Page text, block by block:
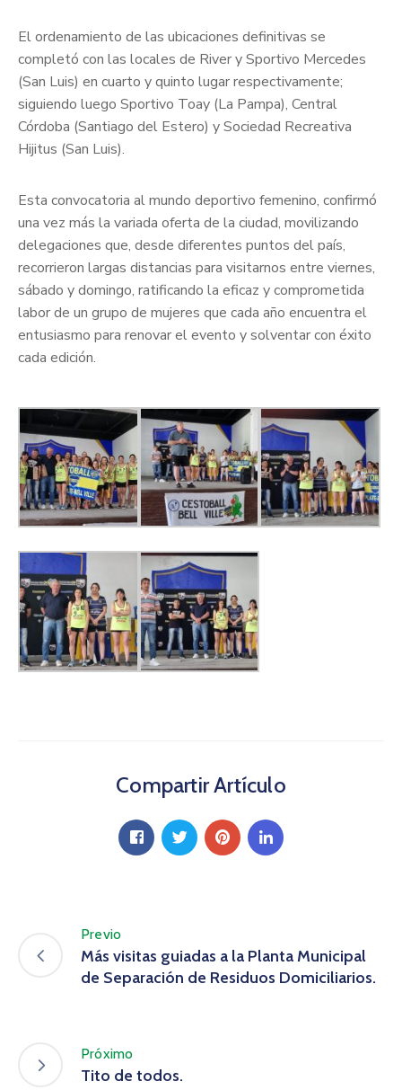
El ordenamiento de las ubicaciones definitivas se
completó con las locales de River y Sportivo Mercedes
(San Luis) en cuarto y quinto lugar respectivamente;
siguiendo luego Sportivo Toay (La Pampa), Central
Córdoba (Santiago del Estero) y Sociedad Recreativa
Hijitus (San Luis).
Esta convocatoria al mundo deportivo femenino, confirmó
una vez más la variada oferta de la ciudad, movilizando
delegaciones que, desde diferentes puntos del país,
recorrieron largas distancias para visitarnos entre viernes,
sábado y domingo, ratificando la eficaz y comprometida
labor de un grupo de mujeres que cada año encuentra el
entusiasmo para renovar el evento y solventar con éxito
cada edición.
Compartir Artículo
Previo
Más visitas guiadas a la Planta Municipal
de Separación de Residuos Domiciliarios.
Próximo
Tito de todos.